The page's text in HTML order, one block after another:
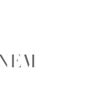
N EM